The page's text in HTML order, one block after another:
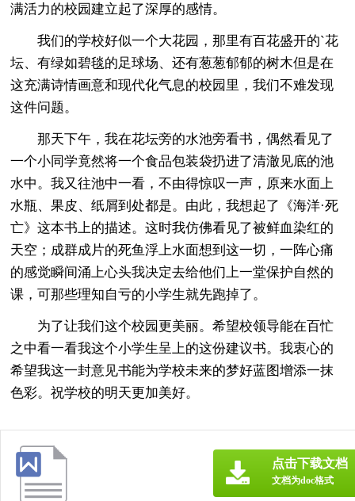
满活力的校园建立起了深厚的感情。
我们的学校好似一个大花园，那里有百花盛开的`花
坛、有绿如碧毯的足球场、还有葱葱郁郁的树木但是在
这充满诗情画意和现代化气息的校园里，我们不难发现
这件问题。
那天下午，我在花坛旁的水池旁看书，偶然看见了
一个小同学竟然将一个食品包装袋扔进了清澈见底的池
水中。我又往池中一看，不由得惊叹一声，原来水面上
水瓶、果皮、纸屑到处都是。由此，我想起了《海洋·死
亡》这本书上的描述。这时我仿佛看见了被鲜血染红的
天空；成群成片的死鱼浮上水面想到这一切，一阵心痛
的感觉瞬间涌上心头我决定去给他们上一堂保护自然的
课，可那些理知自亏的小学生就先跑掉了。
为了让我们这个校园更美丽。希望校领导能在百忙
之中看一看我这个小学生呈上的这份建议书。我衷心的
希望我这一封意见书能为学校未来的梦好蓝图增添一抹
色彩。祝学校的明天更加美好。
点击下载文档
文档为doc格式